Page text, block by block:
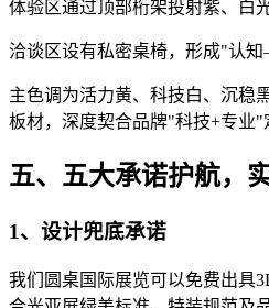
体验区通过顶部桁架投射紫、白
洽谈区设有私密桌椅，形成"认
主色调为活力黄、科技白、沉稳
板材，深度契合品牌"科技+专业"
五、五大承诺护航，
1、设计兜底承诺
我们圆桌国际展览可以免费出具